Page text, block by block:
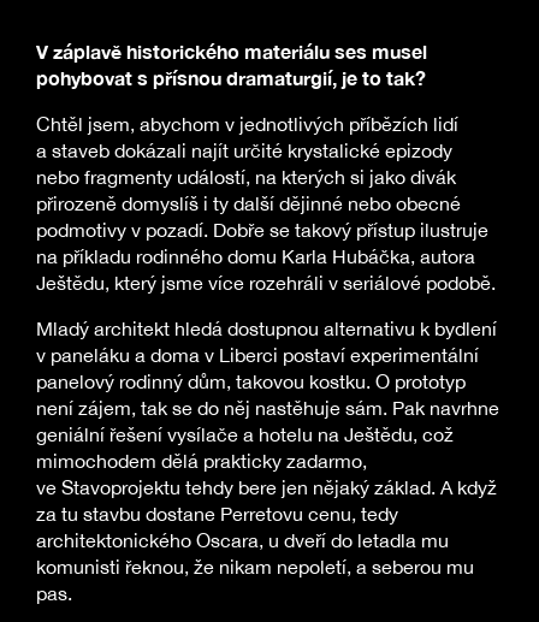
V záplavě historického materiálu ses musel
pohybovat s přísnou dramaturgií, je to tak?
Chtěl jsem, abychom v jednotlivých příbězích lidí
a staveb dokázali najít určité krystalické epizody
nebo fragmenty událostí, na kterých si jako divák
přirozeně domyslíš i ty další dějinné nebo obecné
podmotivy v pozadí. Dobře se takový přístup ilustruje
na příkladu rodinného domu Karla Hubáčka, autora
Ještědu, který jsme více rozehráli v seriálové podobě.
Mladý architekt hledá dostupnou alternativu k bydlení
v paneláku a doma v Liberci postaví experimentální
panelový rodinný dům, takovou kostku. O prototyp
není zájem, tak se do něj nastěhuje sám. Pak navrhne
geniální řešení vysílače a hotelu na Ještědu, což
mimochodem dělá prakticky zadarmo,
ve Stavoprojektu tehdy bere jen nějaký základ. A když
za tu stavbu dostane Perretovu cenu, tedy
architektonického Oscara, u dveří do letadla mu
komunisti řeknou, že nikam nepoletí, a seberou mu
pas.